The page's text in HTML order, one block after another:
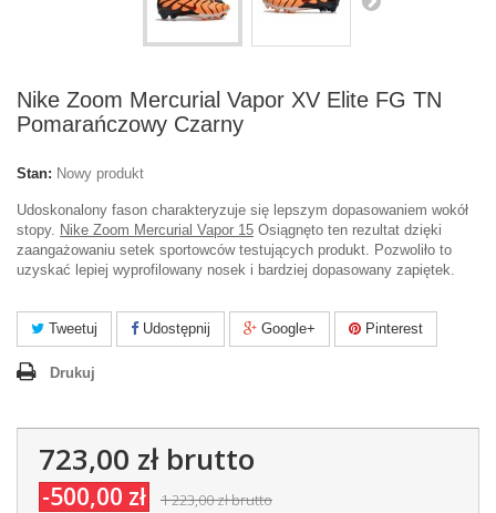
Nike Zoom Mercurial Vapor XV Elite FG TN
Pomarańczowy Czarny
Stan: Nowy produkt
Udoskonalony fason charakteryzuje się lepszym dopasowaniem wokół
stopy. Nike Zoom Mercurial Vapor 15 Osiągnęto ten rezultat dzięki
zaangażowaniu setek sportowców testujących produkt. Pozwoliło to
uzyskać lepiej wyprofilowany nosek i bardziej dopasowany zapiętek.
Tweetuj Udostępnij Google+ Pinterest
Drukuj
723,00 złbrutto
-500,00 zł 1 223,00 złbrutto